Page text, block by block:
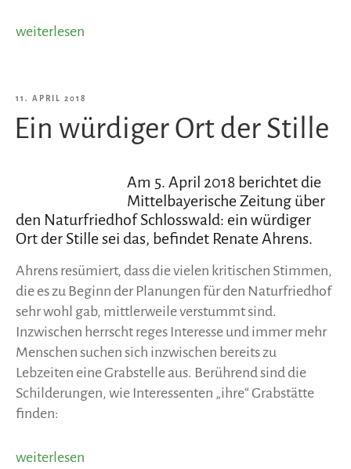
„Unruhe
Stadt
will
weiterlesen
VERÖFFENTLICHT
AM
11. APRIL 2018
Ein würdiger Ort der Stille
Am 5. April 2018 berichtet die
Mittelbayerische Zeitung über
den Naturfriedhof Schlosswald: ein würdiger
Ort der Stille sei das, befindet Renate Ahrens.
Ahrens resümiert, dass die vielen kritischen Stimmen,
die es zu Beginn der Planungen für den Naturfriedhof
sehr wohl gab, mittlerweile verstummt sind.
Inzwischen herrscht reges Interesse und immer mehr
Menschen suchen sich inzwischen bereits zu
Lebzeiten eine Grabstelle aus. Berührend sind die
Schilderungen, wie Interessenten „ihre“ Grabstätte
finden:
„Ein
weiterlesen